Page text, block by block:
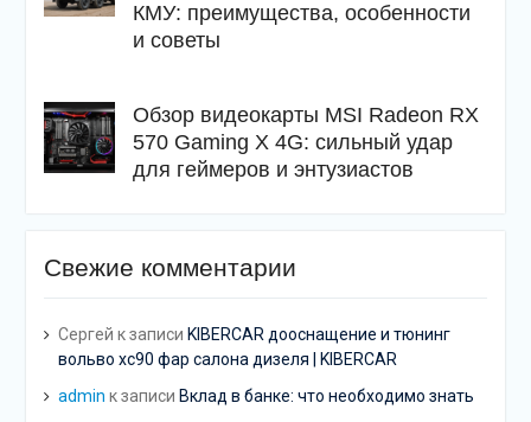
КМУ: преимущества, особенности
и советы
Обзор видеокарты MSI Radeon RX
570 Gaming X 4G: сильный удар
для геймеров и энтузиастов
Свежие комментарии
Сергей к записи KIBERCAR дооснащение и тюнинг
вольво хс90 фар салона дизеля | KIBERCAR
admin к записи Вклад в банке: что необходимо знать